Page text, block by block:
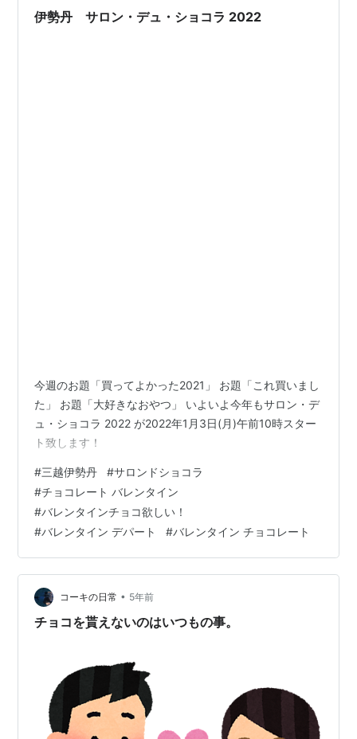
（笑） 日時：2022年2月13日（…
伊勢丹 サロン・デュ・ショコラ 2022
今週のお題「買ってよかった2021」 お題「これ買いまし
た」 お題「大好きなおやつ」 いよいよ今年もサロン・デ
ュ・ショコラ 2022 が2022年1月3日(月)午前10時スター
ト致します！
#三越伊勢丹 #サロンドショコラ
#チョコレート バレンタイン
#バレンタインチョコ欲しい！
#バレンタイン デパート #バレンタイン チョコレート
コーキの日常 • 5年前
チョコを貰えないのはいつもの事。